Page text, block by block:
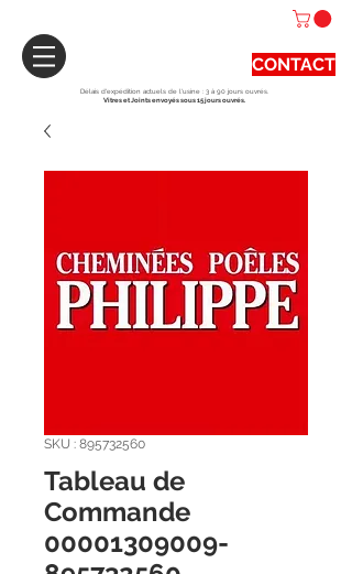
CONTACT
Délais d'expédition actuels de l'usine : 3 à 90 jours ouvrés.
Vitres et Joints envoyés sous 15 jours ouvrés.
SKU : 895732560
Tableau de
Commande
00001309009-